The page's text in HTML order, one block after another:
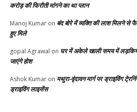
करोड़ की फिरौती मांगने का था प्लान
Manoj Kumar on बंद बोरे में व्यक्ति की लाश मिलने
हुए मिले
gopal Agrawal on घर में अकेले खाली समय में
जाएंगे होश
Ashok Kumar on मथुरा-वृंदावन मार्ग पर ड्राइविंग
ड्राइविंग लाइसेंस